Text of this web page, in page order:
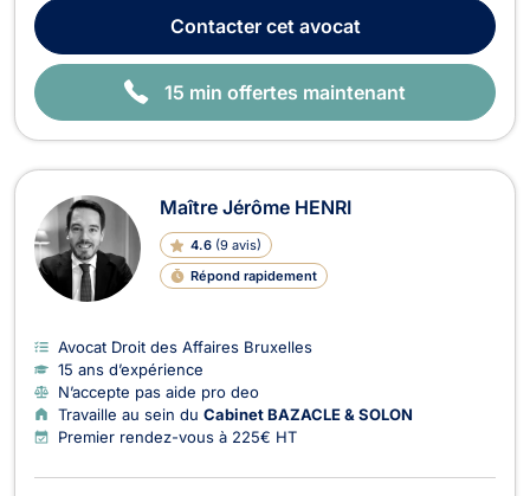
je mets mon expertise au service de mes clients avec deux
engagements constants : réactivité e...
Contactercet avocat
15 min offertes maintenant
Maître Jérôme HENRI
4.6 (9 avis)
Répond rapidement
Avocat Droit des Affaires Bruxelles
15 ans d’expérience
N’accepte pas aide pro deo
Travaille au sein du Cabinet BAZACLE & SOLON
Premier rendez-vous à 225€ HT